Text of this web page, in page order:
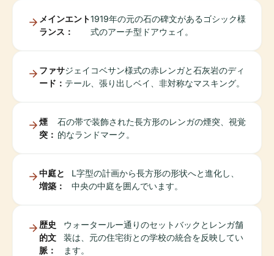
メインエント
ランス：
1919年の元の石の碑文があるゴシック様
式のアーチ型ドアウェイ。
ファサ
ード：
ジェイコベサン様式の赤レンガと石灰岩のディ
テール、張り出しベイ、非対称なマスキング。
煙
突：
石の帯で装飾された長方形のレンガの煙突、視覚
的なランドマーク。
中庭と
増築：
L字型の計画から長方形の形状へと進化し、
中央の中庭を囲んでいます。
歴史
的文
脈：
ウォータールー通りのセットバックとレンガ舗
装は、元の住宅街との学校の統合を反映してい
ます。